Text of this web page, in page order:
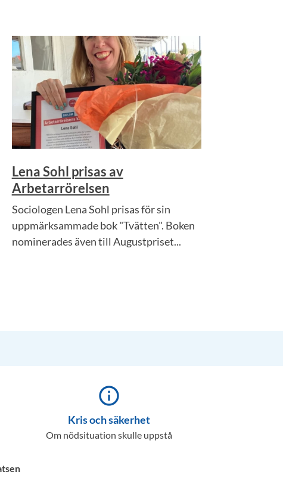
Lena Sohl prisas av
Arbetarrörelsen
Sociologen Lena Sohl prisas för sin
uppmärksammade bok "Tvätten". Boken
nominerades även till Augustpriset...
info_outline
Kris och säkerhet
Om nödsituation skulle uppstå